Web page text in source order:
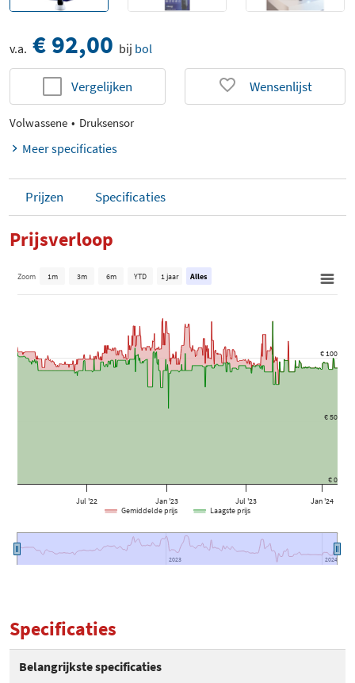
v.a. € 92,00 bij bol
Vergelijken Wensenlijst
Volwassene Druksensor
Meer specificaties
Prijzen Specificaties
Prijsverloop
Jul '22 Jan '23 Jul '23 Jan '24
2023
2023 2024
2024
€ 0
€ 50
€ 100
Zoom 1m 3m 6m YTD 1 jaar Alles
Gemiddelde prijs Laagste prijs
Specificaties
Belangrijkste specificaties